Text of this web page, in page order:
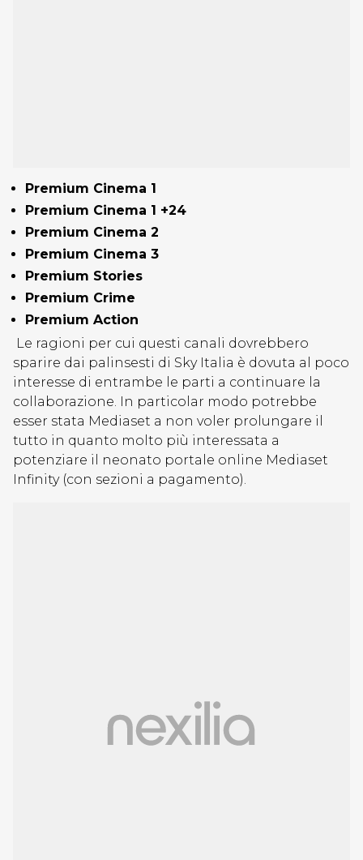
Premium Cinema 1
Premium Cinema 1 +24
Premium Cinema 2
Premium Cinema 3
Premium Stories
Premium Crime
Premium Action
Le ragioni per cui questi canali dovrebbero
sparire dai palinsesti di Sky Italia è dovuta al poco
interesse di entrambe le parti a continuare la
collaborazione. In particolar modo potrebbe
esser stata Mediaset a non voler prolungare il
tutto in quanto molto più interessata a
potenziare il neonato portale online Mediaset
Infinity (con sezioni a pagamento).